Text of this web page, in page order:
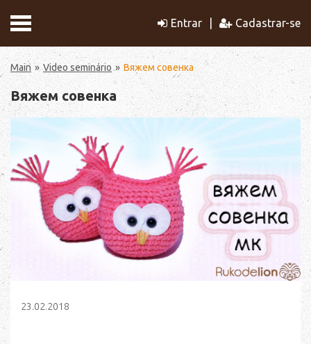
Entrar Cadastrar-se
Main Video seminário Вяжем совенка
Вяжем совенка
23.02.2018